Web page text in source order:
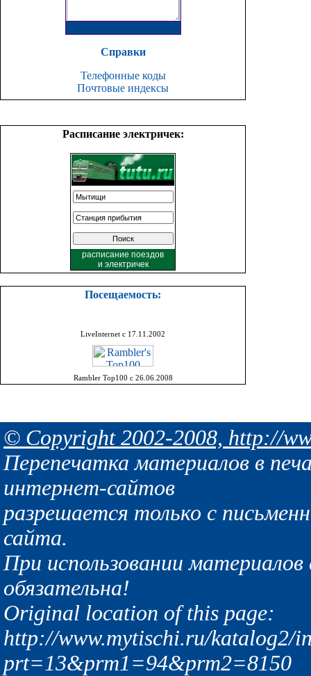
Справки
Телефонные коды
Почтовые индексы
Расписание электричек:
расписание поездов
и электричек
Посещаемость:
LiveInternet с 17.11.2002
Rambler Top100 с 26.06.2008
© Copyright 2002-2008, http://
Перепечатка материалов в
интернет-сайтов
разрешается только с
сайта.
При использовании
обязательна!
Original location of this page:
http://www.mytischi.ru/katalog2/
prt=13&prm1=94&prm2=8150